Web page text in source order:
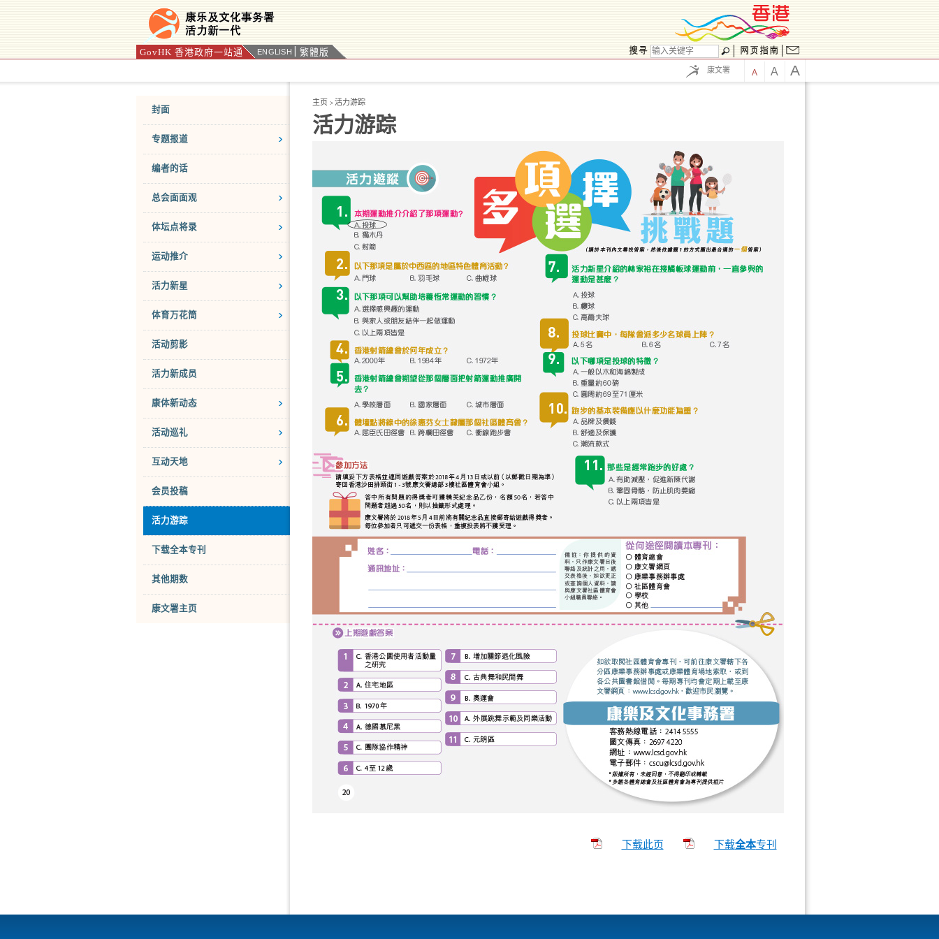
GovHK 香港政府一站通 ENGLISH 繁體版
康文署 A A A
封面
专题报道
编者的话
总会面面观
体坛点将录
运动推介
活力新星
体育万花筒
活动剪影
活力新成员
康体新动态
活动巡礼
互动天地
会员投稿
活力游踪
下载全本专刊
其他期数
康文署主页
主页 > 活力游踪
活力游踪
下载此页 下载全本专刊